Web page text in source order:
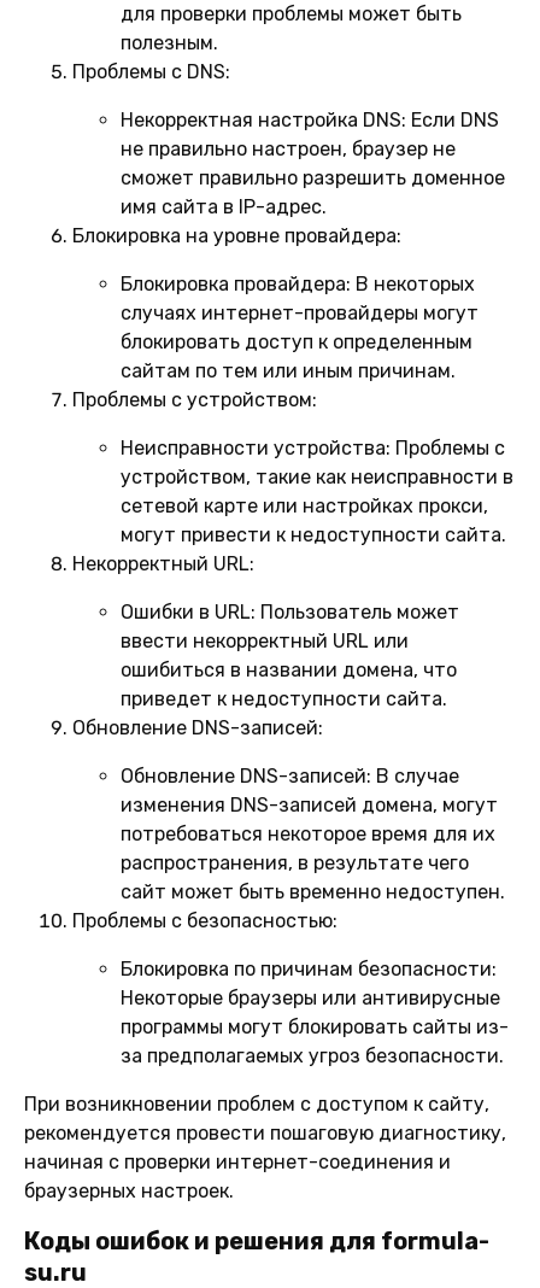
для проверки проблемы может быть
полезным.
Проблемы с DNS:
Некорректная настройка DNS: Если DNS
не правильно настроен, браузер не
сможет правильно разрешить доменное
имя сайта в IP-адрес.
Блокировка на уровне провайдера:
Блокировка провайдера: В некоторых
случаях интернет-провайдеры могут
блокировать доступ к определенным
сайтам по тем или иным причинам.
Проблемы с устройством:
Неисправности устройства: Проблемы с
устройством, такие как неисправности в
сетевой карте или настройках прокси,
могут привести к недоступности сайта.
Некорректный URL:
Ошибки в URL: Пользователь может
ввести некорректный URL или
ошибиться в названии домена, что
приведет к недоступности сайта.
Обновление DNS-записей:
Обновление DNS-записей: В случае
изменения DNS-записей домена, могут
потребоваться некоторое время для их
распространения, в результате чего
сайт может быть временно недоступен.
Проблемы с безопасностью:
Блокировка по причинам безопасности:
Некоторые браузеры или антивирусные
программы могут блокировать сайты из-
за предполагаемых угроз безопасности.
При возникновении проблем с доступом к сайту,
рекомендуется провести пошаговую диагностику,
начиная с проверки интернет-соединения и
браузерных настроек.
Коды ошибок и решения для formula-
su.ru